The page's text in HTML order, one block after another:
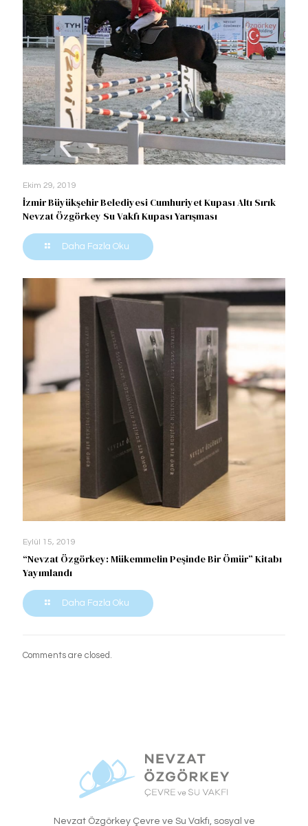
Ekim 29, 2019
İzmir Büyükşehir Belediyesi Cumhuriyet Kupası Altı Sırık
Nevzat Özgörkey Su Vakfı Kupası Yarışması
Daha Fazla Oku
Eylül 15, 2019
“Nevzat Özgörkey: Mükemmelin Peşinde Bir Ömür” Kitabı
Yayımlandı
Daha Fazla Oku
Comments are closed.
Nevzat Özgörkey Çevre ve Su Vakfı, sosyal ve